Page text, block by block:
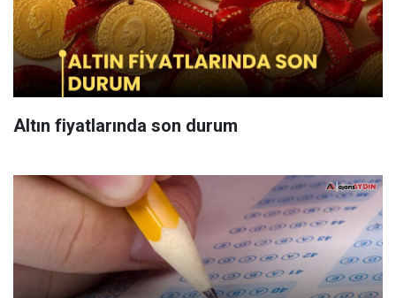
Altın fiyatlarında son durum